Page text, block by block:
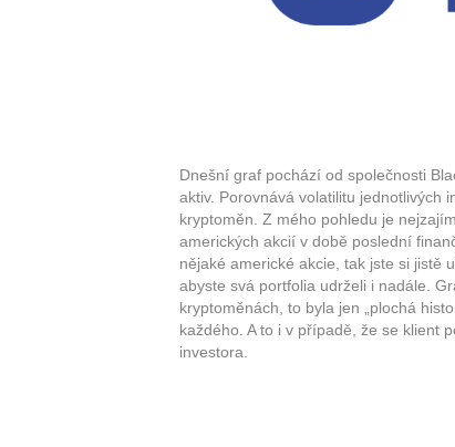
Dnešní graf pochází od společnosti
aktiv. Porovnává volatilitu jednotlivých
kryptoměn. Z mého pohledu je
amerických akcií v době poslední
nějaké americké akcie, tak jste si jistě
abyste svá portfolia udrželi i nadále.
kryptoměnách, to byla jen „plochá
každého. A to i v případě, že se klient
investora.